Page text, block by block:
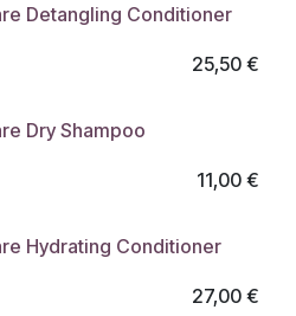
Detangling Conditioner
25,50€
Dry Shampoo
11,00€
Hydrating Conditioner
27,00€